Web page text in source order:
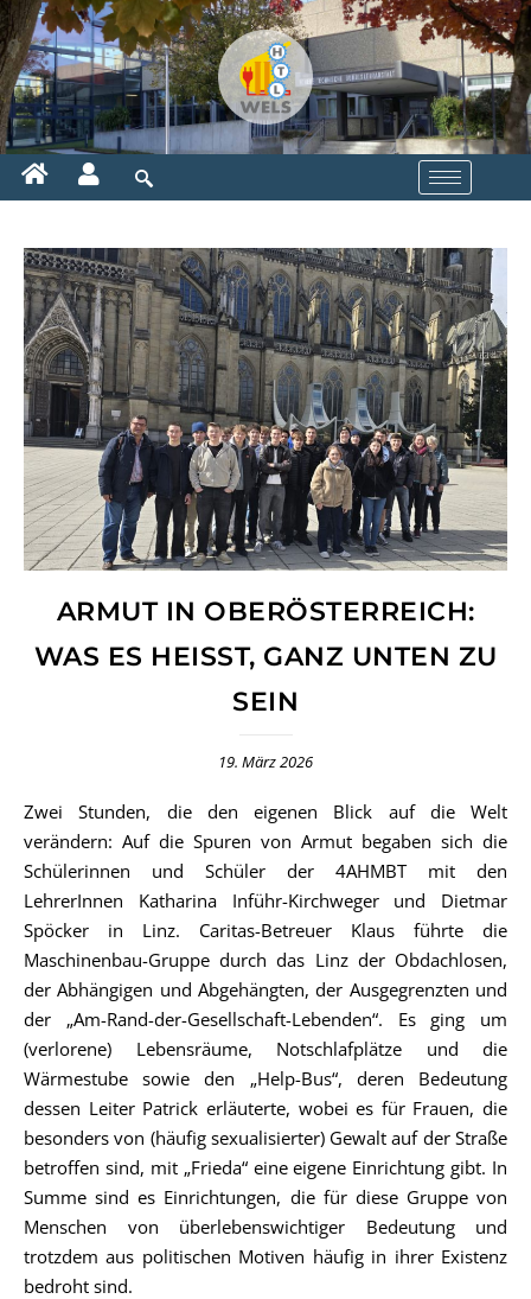
ARMUT IN OBERÖSTERREICH:
WAS ES HEISST, GANZ UNTEN ZU S
EIN
19. März 2026
Zwei Stunden, die den eigenen Blick auf die Welt
verändern: Auf die Spuren von Armut begaben sich die
Schülerinnen und Schüler der 4AHMBT mit den
LehrerInnen Katharina Inführ-Kirchweger und Dietmar
Spöcker in Linz. Caritas-Betreuer Klaus führte die
Maschinenbau-Gruppe durch das Linz der Obdachlosen,
der Abhängigen und Abgehängten, der Ausgegrenzten und
der „Am-Rand-der-Gesellschaft-Lebenden“. Es ging um
(verlorene) Lebensräume, Notschlafplätze und die
Wärmestube sowie den „Help-Bus“, deren Bedeutung
dessen Leiter Patrick erläuterte, wobei es für Frauen, die
besonders von (häufig sexualisierter) Gewalt auf der Straße
betroffen sind, mit „Frieda“ eine eigene Einrichtung gibt. In
Summe sind es Einrichtungen, die für diese Gruppe von
Menschen von überlebenswichtiger Bedeutung und
trotzdem aus politischen Motiven häufig in ihrer Existenz
bedroht sind.